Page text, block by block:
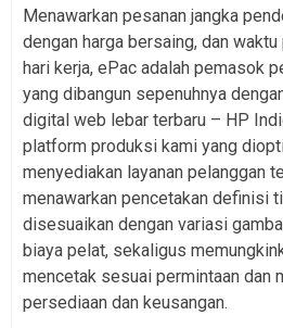
Menawarkan pesanan jangka
dengan harga bersaing, dan
hari kerja, ePac adalah pemasok
yang dibangun sepenuhnya
digital web lebar terbaru – HP
platform produksi kami yang
menyediakan layanan pelanggan
menawarkan pencetakan definisi
disesuaikan dengan variasi
biaya pelat, sekaligus
mencetak sesuai permintaan dan
persediaan dan keusangan.